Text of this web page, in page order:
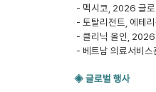
- 멕시코, 2026 글로
- 토탈리전트, 에테
- 클리닉 올인, 2026
- 베트남 의료서비
◈ 글로벌 행사